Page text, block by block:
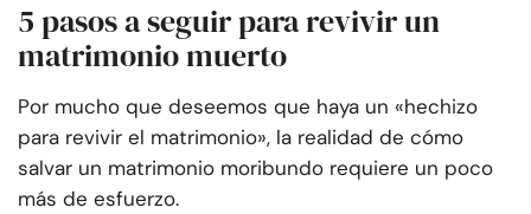
5 pasos a seguir para revivir un
matrimonio muerto
Por mucho que deseemos que haya un «hechizo
para revivir el matrimonio», la realidad de cómo
salvar un matrimonio moribundo requiere un poco
más de esfuerzo.